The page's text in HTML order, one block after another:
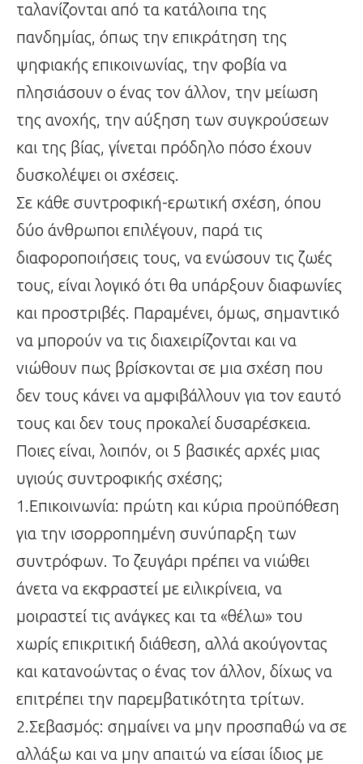
ταλανίζονται από τα κατάλοιπα της
πανδημίας, όπως την επικράτηση της
ψηφιακής επικοινωνίας, την φοβία να
πλησιάσουν ο ένας τον άλλον, την μείωση
της ανοχής, την αύξηση των συγκρούσεων
και της βίας, γίνεται πρόδηλο πόσο έχουν
δυσκολέψει οι σχέσεις.
Σε κάθε συντροφική-ερωτική σχέση, όπου
δύο άνθρωποι επιλέγουν, παρά τις
διαφοροποιήσεις τους, να ενώσουν τις ζωές
τους, είναι λογικό ότι θα υπάρξουν διαφωνίες
και προστριβές. Παραμένει, όμως, σημαντικό
να μπορούν να τις διαχειρίζονται και να
νιώθουν πως βρίσκονται σε μια σχέση που
δεν τους κάνει να αμφιβάλλουν για τον εαυτό
τους και δεν τους προκαλεί δυσαρέσκεια.
Ποιες είναι, λοιπόν, οι 5 βασικές αρχές μιας
υγιούς συντροφικής σχέσης;
1.Επικοινωνία: πρώτη και κύρια προϋπόθεση
για την ισορροπημένη συνύπαρξη των
συντρόφων. Το ζευγάρι πρέπει να νιώθει
άνετα να εκφραστεί με ειλικρίνεια, να
μοιραστεί τις ανάγκες και τα «θέλω» του
χωρίς επικριτική διάθεση, αλλά ακούγοντας
και κατανοώντας ο ένας τον άλλον, δίχως να
επιτρέπει την παρεμβατικότητα τρίτων.
2.Σεβασμός: σημαίνει να μην προσπαθώ να σε
αλλάξω και να μην απαιτώ να είσαι ίδιος με